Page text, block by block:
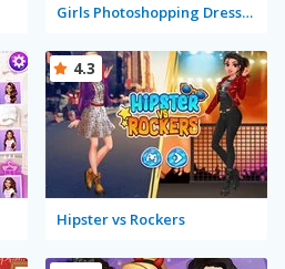
Girls Photoshopping Dressup
Hipster vs Rockers
4.3